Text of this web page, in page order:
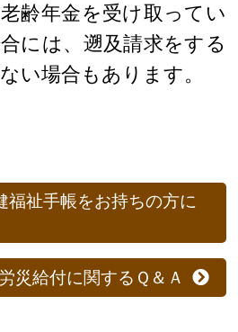
齢年金を受け取ってい
には、遡及請求をする
い場合もあります。
福祉手帳をお持ちの方に
災給付に関するＱ＆Ａ